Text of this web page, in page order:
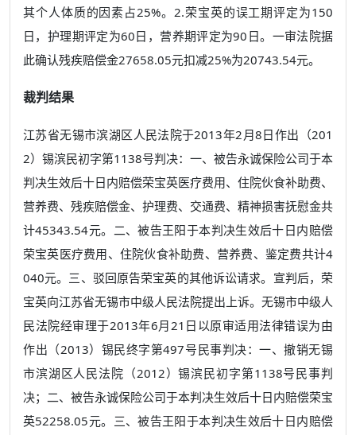
其个人体质的因素占25%。2.荣宝英的误工期评定为150
日，护理期评定为60日，营养期评定为90日。一审法院据
此确认残疾赔偿金27658.05元扣减25%为20743.54元。
裁判结果
江苏省无锡市滨湖区人民法院于2013年2月8日作出（201
2）锡滨民初字第1138号判决：一、被告永诚保险公司于本
判决生效后十日内赔偿荣宝英医疗费用、住院伙食补助费、
营养费、残疾赔偿金、护理费、交通费、精神损害抚慰金共
计45343.54元。二、被告王阳于本判决生效后十日内赔偿
荣宝英医疗费用、住院伙食补助费、营养费、鉴定费共计4
040元。三、驳回原告荣宝英的其他诉讼请求。宣判后，荣
宝英向江苏省无锡市中级人民法院提出上诉。无锡市中级人
民法院经审理于2013年6月21日以原审适用法律错误为由
作出（2013）锡民终字第497号民事判决：一、撤销无锡
市滨湖区人民法院（2012）锡滨民初字第1138号民事判
决；二、被告永诚保险公司于本判决生效后十日内赔偿荣宝
英52258.05元。三、被告王阳于本判决生效后十日内赔偿